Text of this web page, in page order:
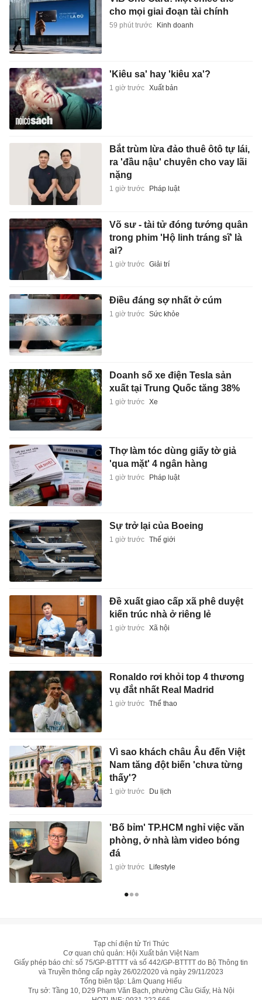
cho mọi giai đoạn tài chính
59 phút trước Kinh doanh
'Kiêu sa' hay 'kiêu xa'?
1 giờ trước Xuất bản
Bắt trùm lừa đảo thuê ôtô tự lái,
ra 'đầu nậu' chuyên cho vay lãi
nặng
1 giờ trước Pháp luật
Võ sư - tài tử đóng tướng quân
trong phim 'Hộ linh tráng sĩ' là
ai?
1 giờ trước Giải trí
Điều đáng sợ nhất ở cúm
1 giờ trước Sức khỏe
Doanh số xe điện Tesla sản
xuất tại Trung Quốc tăng 38%
1 giờ trước Xe
Thợ làm tóc dùng giấy tờ giả
'qua mặt' 4 ngân hàng
1 giờ trước Pháp luật
Sự trở lại của Boeing
1 giờ trước Thế giới
Đề xuất giao cấp xã phê duyệt
kiến trúc nhà ở riêng lẻ
1 giờ trước Xã hội
Ronaldo rơi khỏi top 4 thương
vụ đắt nhất Real Madrid
1 giờ trước Thể thao
Vì sao khách châu Âu đến Việt
Nam tăng đột biến 'chưa từng
thấy'?
1 giờ trước Du lịch
'Bố bỉm' TP.HCM nghỉ việc văn
phòng, ở nhà làm video bóng
đá
1 giờ trước Lifestyle
Tạp chí điện tử Tri Thức
Cơ quan chủ quản: Hội Xuất bản Việt Nam
Giấy phép báo chí: số 75/GP-BTTTT và số 442/GP-BTTTT do Bộ Thông tin
và Truyền thông cấp ngày 26/02/2020 và ngày 29/11/2023
Tổng biên tập: Lâm Quang Hiếu
Trụ sở: Tầng 10, D29 Phạm Văn Bạch, phường Cầu Giấy, Hà Nội